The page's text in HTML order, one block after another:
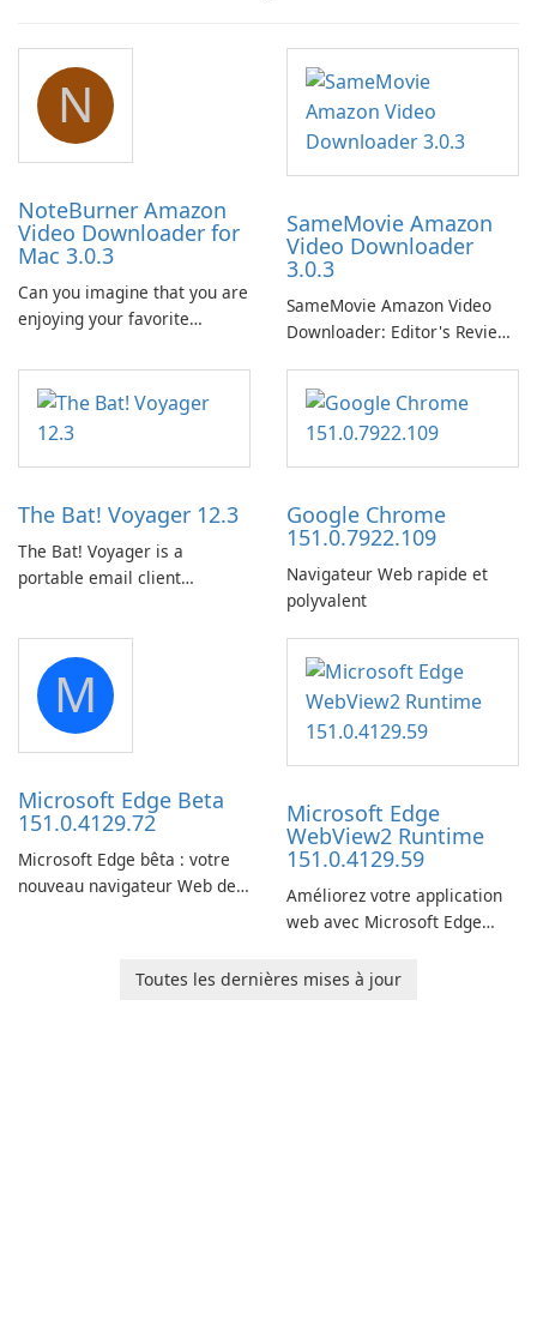
N
NoteBurner Amazon
Video Downloader for
Mac 3.0.3
Can you imagine that you are
enjoying your favorite
lying on the beach, camping
in the woods or even during
your long commute to work
SameMovie Amazon
Video Downloader
3.0.3
SameMovie Amazon Video
Downloader: Editor's Review
Downloader is a desktop
utility for saving Amazon
Prime Video titles and other
Amazon web-player content
The Bat! Voyager 12.3
The Bat! Voyager is a
portable email client
portable media on any
computer running Microsoft
Windows.
Google Chrome
151.0.7922.109
Navigateur Web rapide et
polyvalent
M
Microsoft Edge Beta
151.0.4129.72
Microsoft Edge bêta : votre
nouveau navigateur Web de
Microsoft Edge
WebView2 Runtime
151.0.4129.59
Améliorez votre application
web avec Microsoft Edge
Toutes les dernières mises à jour